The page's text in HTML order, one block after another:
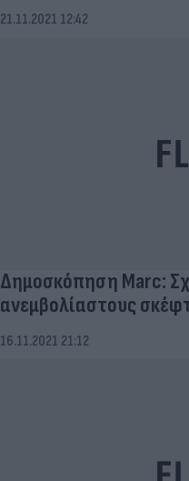
21.11.2021 12:42
Δημοσκόπηση Marc:
ανεμβολίαστους
16.11.2021 21:12